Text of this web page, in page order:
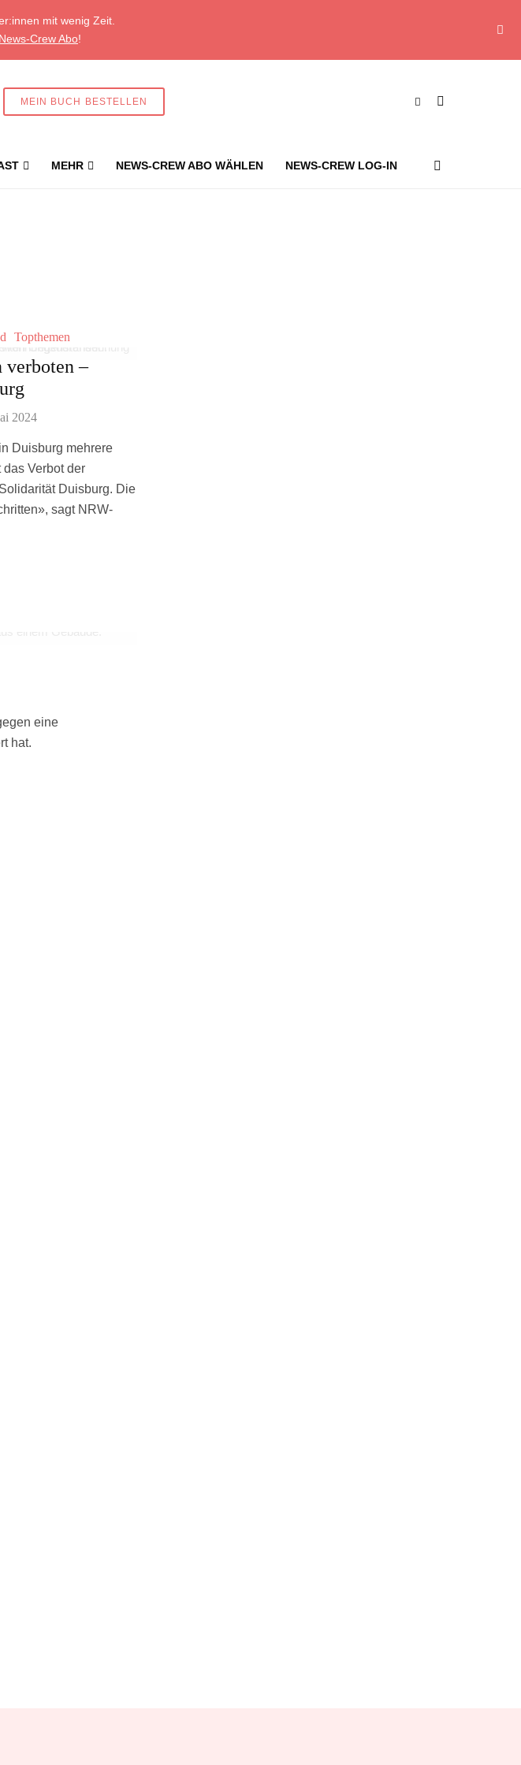
mit wenig Zeit.
News-Crew Abo!
MEIN BUCH BESTELLEN
MEHR NEWS-CREW ABO WÄHLEN NEWS-CREW LOG-IN
Topthemen
verboten –
2024
Duisburg mehrere
Verbot der
Duisburg. Die
sagt NRW-
eine
hat.